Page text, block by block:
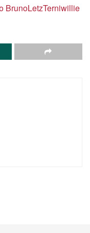
BrunoLetzTerniwillie